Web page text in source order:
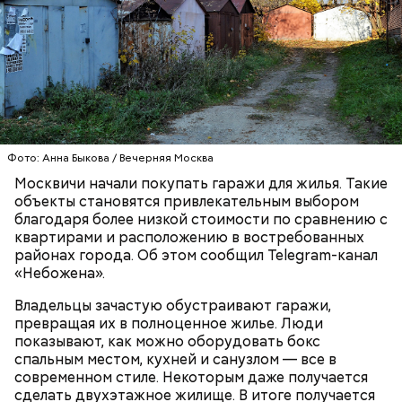
Фото: Анна Быкова / Вечерняя Москва
Москвичи начали покупать гаражи для жилья. Такие
объекты становятся привлекательным выбором
благодаря более низкой стоимости по сравнению с
квартирами и расположению в востребованных
районах города. Об этом сообщил Telegram-канал
«Небожена».
Владельцы зачастую обустраивают гаражи,
превращая их в полноценное жилье. Люди
показывают, как можно оборудовать бокс
спальным местом, кухней и санузлом — все в
современном стиле. Некоторым даже получается
сделать двухэтажное жилище. В итоге получается
Ингредиенты: